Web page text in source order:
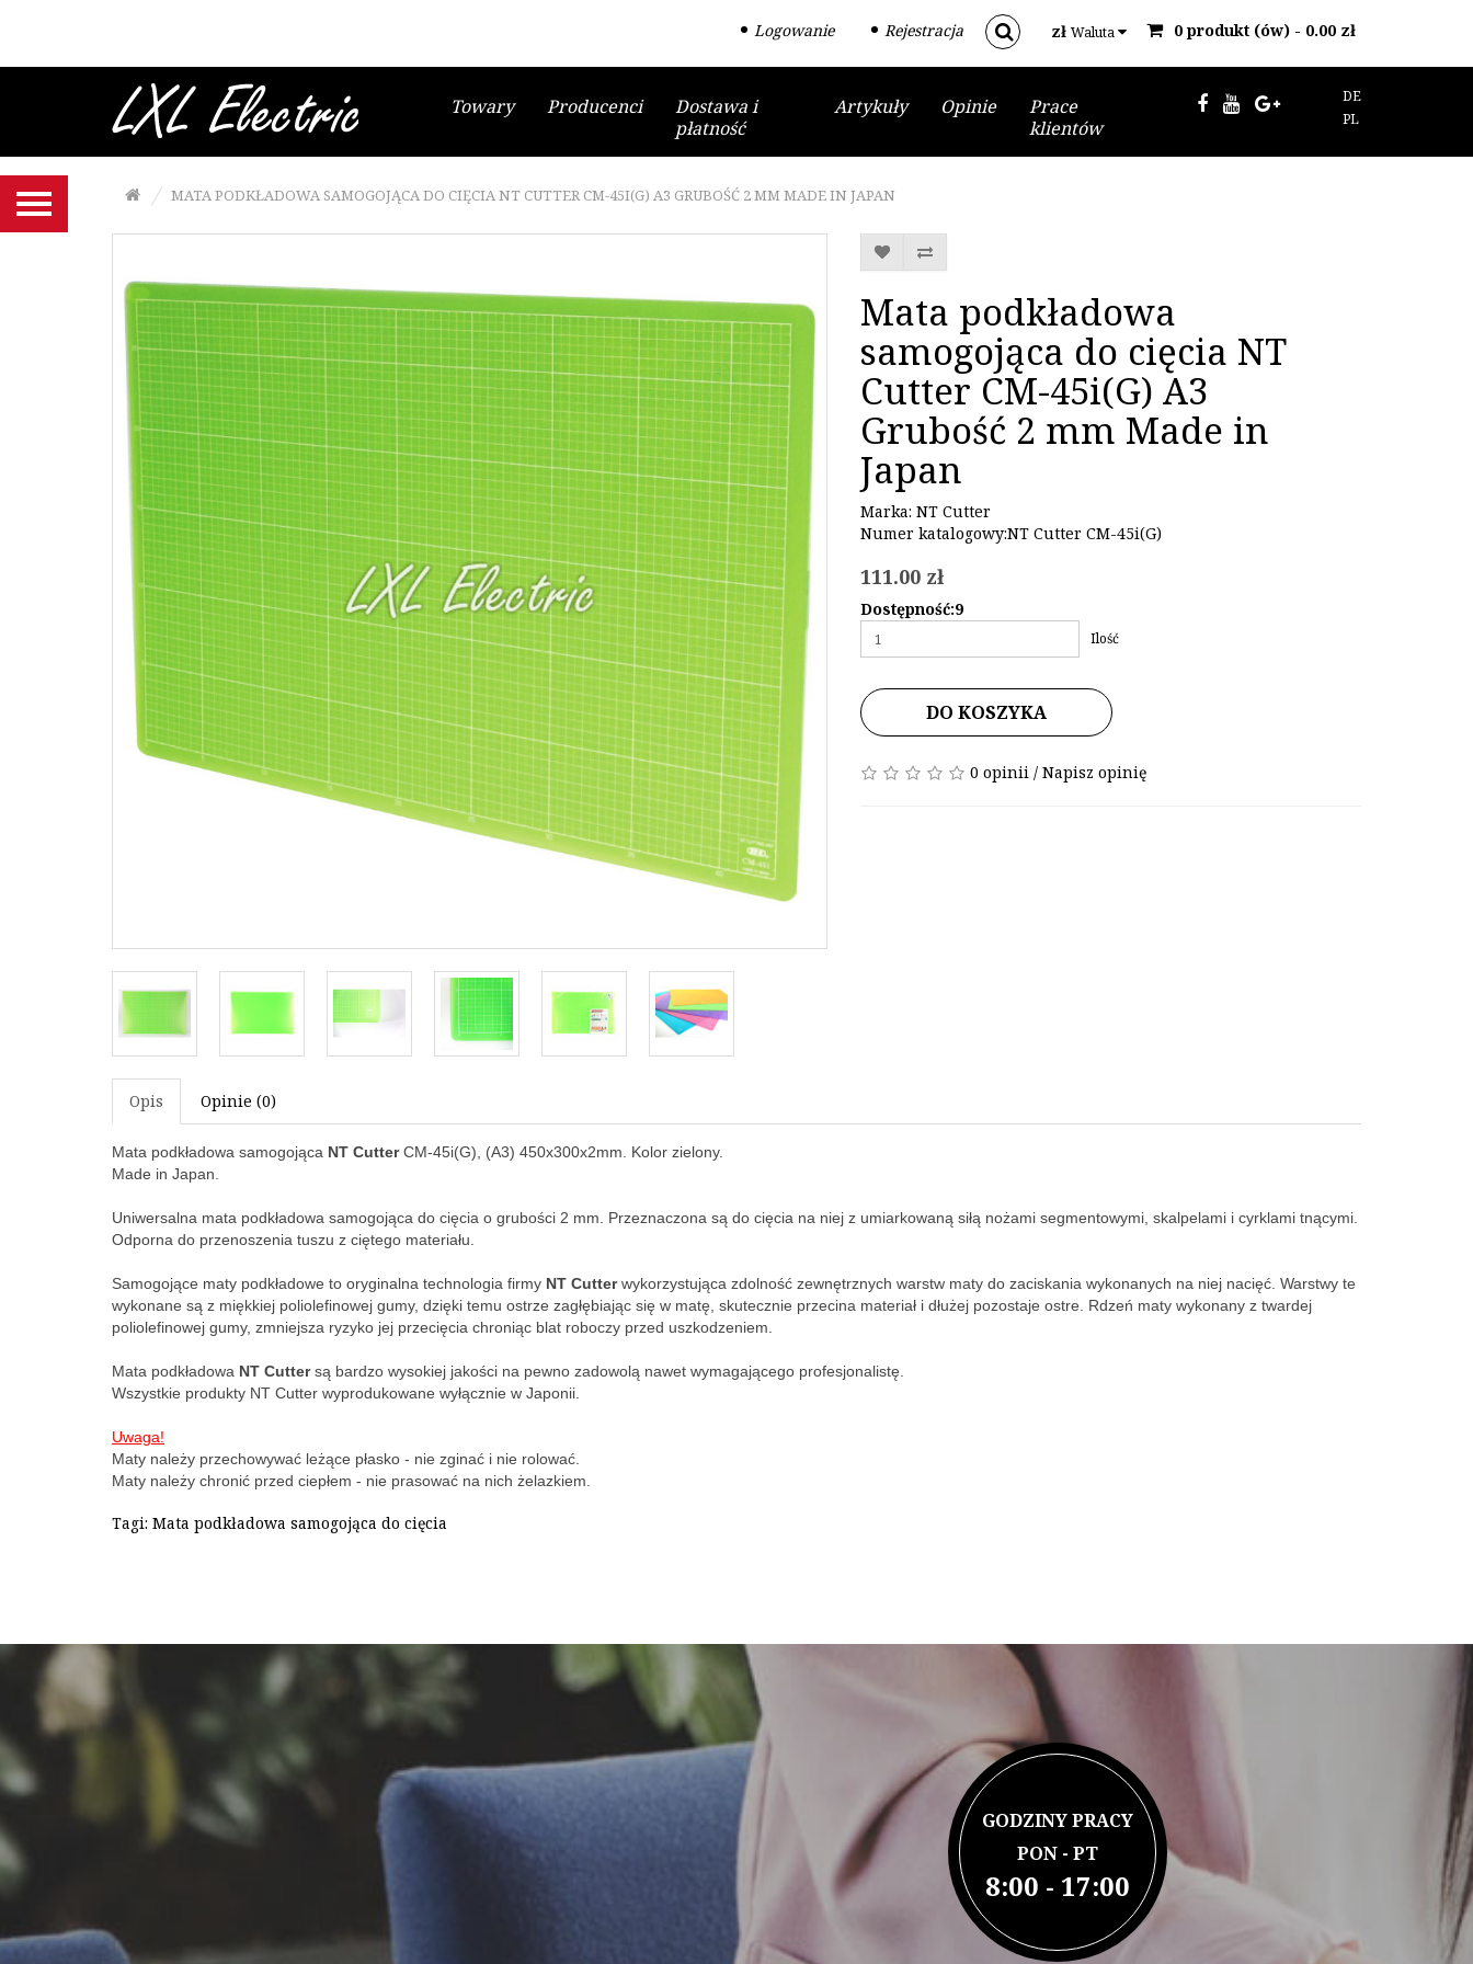
Gesztelki do brzeszczotów
Wyrzynarki i papier ścierny
Frezy, tarcze SABURRTOOTH
Narzędzia MANPA
Szczypce Niqua
Noże, ostrza NT Cutter
Maty podkładowe NT Cutter
Logowanie Rejestracja zł Waluta 0 produkt (ów) - 0.00 zł
Towary Producenci
Dostawa i
płatność
Artykuły Opinie
Prace
klientów
DE
PL
MATA PODKŁADOWA SAMOGOJĄCA DO CIĘCIA NT CUTTER CM-45I(G) A3 GRUBOŚĆ 2 MM MADE IN JAPAN
Mata podkładowa
samogojąca do cięcia NT
Cutter CM-45i(G) A3
Grubość 2 mm Made in
Japan
Marka: NT Cutter
Numer katalogowy:NT Cutter CM-45i(G)
111.00 zł
Dostępność:9
Ilość
DO KOSZYKA
0 opinii/ Napisz opinię
Opis Opinie (0)
Mata podkładowa samogojąca NT CutterCM-45i(G), (A3) 450x300x2mm. Kolor zielony.
Made in Japan.
Uniwersalna mata podkładowa samogojąca do cięcia o grubości 2 mm. Przeznaczona są do cięcia na niej z umiarkowaną siłą nożami segmentowymi, skalpelami i cyrklami tnącymi.
Odporna do przenoszenia tuszu z ciętego materiału.
Samogojące maty podkładowe to oryginalna technologia firmy NT Cutterwykorzystująca zdolność zewnętrznych warstw maty do zaciskania wykonanych na niej nacięć. Warstwy te
wykonane są z miękkiej poliolefinowej gumy, dzięki temu ostrze zagłębiając się w matę, skutecznie przecina materiał i dłużej pozostaje ostre. Rdzeń maty wykonany z twardej
poliolefinowej gumy, zmniejsza ryzyko jej przecięcia chroniąc blat roboczy przed uszkodzeniem.
Mata podkładowa NT Cuttersą bardzo wysokiej jakości na pewno zadowolą nawet wymagającego profesjonalistę.
Wszystkie produkty NT Cutter wyprodukowane wyłącznie w Japonii.
Uwaga!
Maty należy przechowywać leżące płasko - nie zginać i nie rolować.
Maty należy chronić przed ciepłem - nie prasować na nich żelazkiem.
Tagi: Mata podkładowa samogojąca do cięcia
GODZINY PRACY
PON - PT
8:00 - 17:00